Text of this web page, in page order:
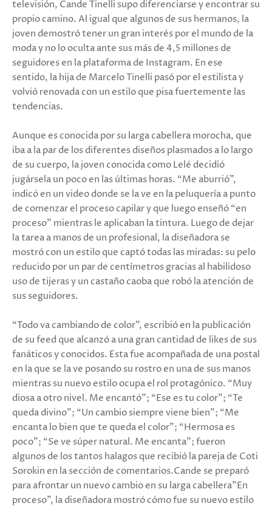
televisión, Cande Tinelli supo diferenciarse y encontrar su
propio camino. Al igual que algunos de sus hermanos, la
joven demostró tener un gran interés por el mundo de la
moda y no lo oculta ante sus más de 4,5 millones de
seguidores en la plataforma de Instagram. En ese
sentido, la hija de Marcelo Tinelli pasó por el estilista y
volvió renovada con un estilo que pisa fuertemente las
tendencias.
Aunque es conocida por su larga cabellera morocha, que
iba a la par de los diferentes diseños plasmados a lo largo
de su cuerpo, la joven conocida como Lelé decidió
jugársela un poco en las últimas horas. “Me aburrió”,
indicó en un video donde se la ve en la peluquería a punto
de comenzar el proceso capilar y que luego enseñó “en
proceso” mientras le aplicaban la tintura. Luego de dejar
la tarea a manos de un profesional, la diseñadora se
mostró con un estilo que captó todas las miradas: su pelo
reducido por un par de centímetros gracias al habilidoso
uso de tijeras y un castaño caoba que robó la atención de
sus seguidores.
“Todo va cambiando de color”, escribió en la publicación
de su feed que alcanzó a una gran cantidad de likes de sus
fanáticos y conocidos. Esta fue acompañada de una postal
en la que se la ve posando su rostro en una de sus manos
mientras su nuevo estilo ocupa el rol protagónico. “Muy
diosa a otro nivel. Me encantó”; “Ese es tu color”; “Te
queda divino”; “Un cambio siempre viene bien”; “Me
encanta lo bien que te queda el color”; “Hermosa es
poco”; “Se ve súper natural. Me encanta”; fueron
algunos de los tantos halagos que recibió la pareja de Coti
Sorokin en la sección de comentarios.Cande se preparó
para afrontar un nuevo cambio en su larga cabellera"En
proceso", la diseñadora mostró cómo fue su nuevo estilo